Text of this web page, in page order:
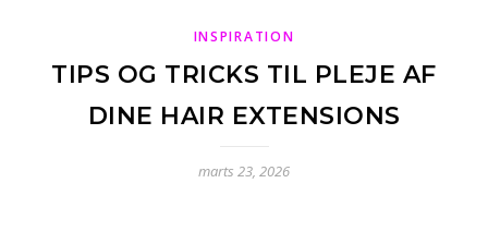
INSPIRATION
TIPS OG TRICKS TIL PLEJE AF
DINE HAIR EXTENSIONS
marts 23, 2026